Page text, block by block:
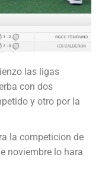
las ligas
con dos
y otro por la
la competicion de
noviembre lo hara